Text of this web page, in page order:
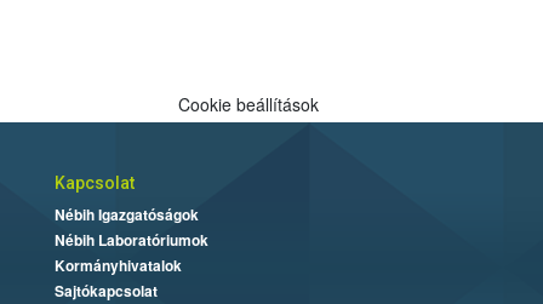
Cookie beállítások
Kapcsolat
Nébih Igazgatóságok
Nébih Laboratóriumok
Kormányhivatalok
Sajtókapcsolat